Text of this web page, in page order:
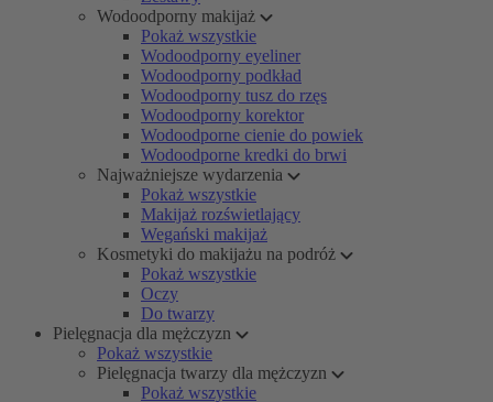
Wodoodporny makijaż
Pokaż wszystkie
Wodoodporny eyeliner
Wodoodporny podkład
Wodoodporny tusz do rzęs
Wodoodporny korektor
Wodoodporne cienie do powiek
Wodoodporne kredki do brwi
Najważniejsze wydarzenia
Pokaż wszystkie
Makijaż rozświetlający
Wegański makijaż
Kosmetyki do makijażu na podróż
Pokaż wszystkie
Oczy
Do twarzy
Pielęgnacja dla mężczyzn
Pokaż wszystkie
Pielęgnacja twarzy dla mężczyzn
Pokaż wszystkie